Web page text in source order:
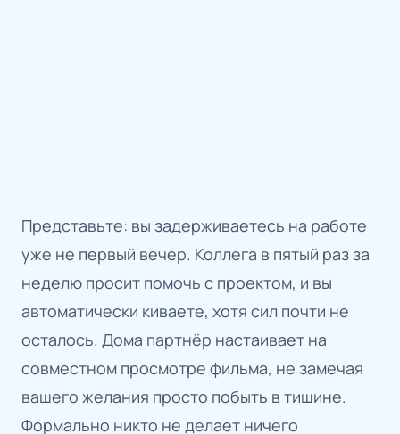
Представьте: вы задерживаетесь на работе
уже не первый вечер. Коллега в пятый раз за
неделю просит помочь с проектом, и вы
автоматически киваете, хотя сил почти не
осталось. Дома партнёр настаивает на
совместном просмотре фильма, не замечая
вашего желания просто побыть в тишине.
Формально никто не делает ничего